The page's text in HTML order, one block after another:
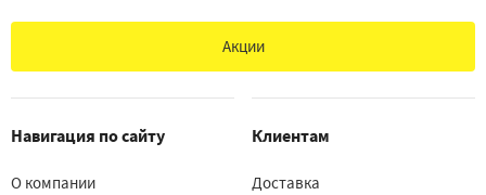
Акции
Навигация по сайту
О компании
Клиентам
Доставка